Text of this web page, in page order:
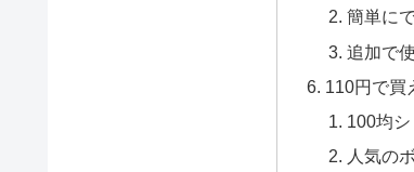
簡単に
追加で
110円で買
100均
人気の